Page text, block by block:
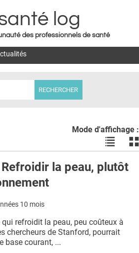
to navigation
log
des professionnels de santé
Mode d'affichage :
Voir
les
en
les
Refroidir la peau, plutôt
10 mois
refroidit la peau, peu coûteux à
chercheurs de Stanford, pourrait
base courant, ...